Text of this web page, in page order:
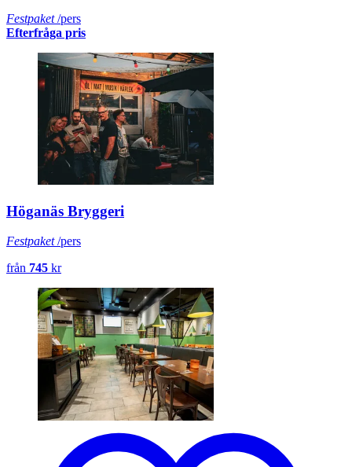
Festpaket/pers
Efterfråga pris
Höganäs Bryggeri
Festpaket/pers
från 745 kr